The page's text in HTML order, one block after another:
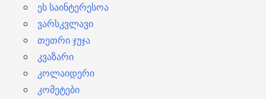
ეს საინტერესოა
ვარსკვლავი
თეთრი ჯუჯა
კვაზარი
კოლაიდერი
კომეტები